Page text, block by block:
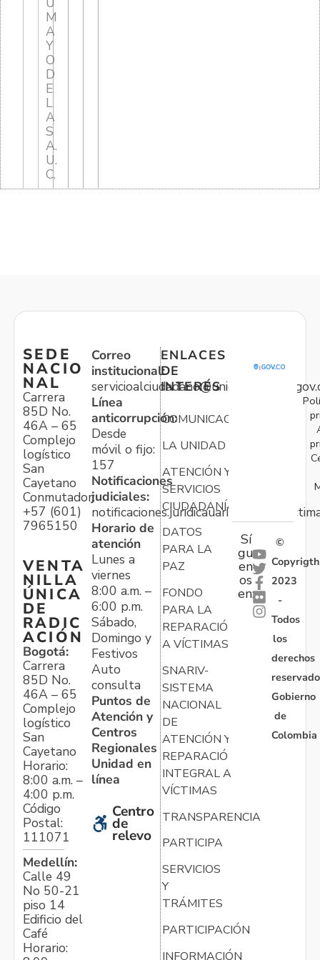
M
A
Y
O
D
E
L
A
S
A.
U.
C.
SEDE
NACIO
NAL
Carrera
85D No.
46A – 65
Complejo
logístico
San
Cayetano
Conmutador:
+57 (601)
7965150
VENTA
NILLA
ÚNICA
DE
RADIC
ACIÓN
Bogotá:
Carrera
85D No.
46A – 65
Complejo
logístico
San
Cayetano
Horario:
8:00 a.m. –
4:00 p.m.
Código
Postal:
111071
Medellín:
Calle 49
No 50-21
piso 14
Edificio del
Café
Horario:
Correo
institucional:
Línea
anticorrupción:
Desde
móvil o fijo:
157
Notificaciones
judiciales:
Horario de
atención
Lunes a
viernes
8:00 a.m. –
6:00 p.m.
Sábado,
Domingo y
Festivos
Auto
consulta
Puntos de
Atención y
Centros
Regionales
Unidad en
línea
Centro
de
relevo
ENLACES
DE
INTERÉS
COMUNICACIONES
LA UNIDAD
ATENCIÓN Y
SERVICIOS
CIUDADANÍA
DATOS
PARA LA
PAZ
FONDO
PARA LA
REPARACIÓN
A VÍCTIMAS
SNARIV-
SISTEMA
NACIONAL
DE
ATENCIÓN Y
REPARACIÓN
INTEGRAL A
VÍCTIMAS
TRANSPARENCIA
PARTICIPA
SERVICIOS
Y
TRÁMITES
PARTICIPACIÓN
INFORMACIÓN
Sí
gu
en
os
en:
©
Copyrigth
2023
-
Todos
los
derechos
Gobierno
de
Colombia